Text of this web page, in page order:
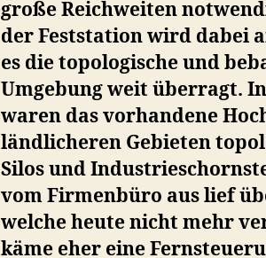
große Reichweiten
der Feststation wird dabei
es die topologische und
Umgebung weit überragt.
waren das vorhandene
ländlicheren Gebieten
Silos und
vom Firmenbüro aus lief
welche heute nicht mehr
käme eher eine